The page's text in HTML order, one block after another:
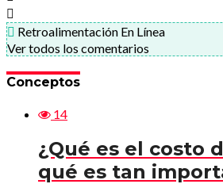
Retroalimentación En Línea
Ver todos los comentarios
Conceptos
14
¿Qué es el costo
qué es tan